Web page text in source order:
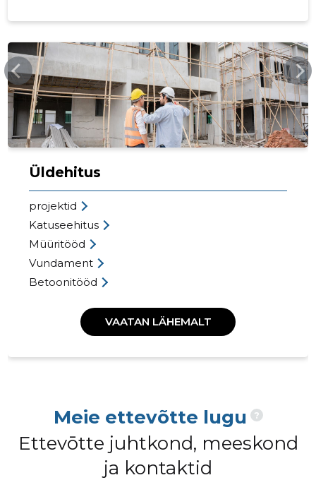
HARTCOM.EE
Üldehitus
projektid
Katuseehitus
Müüritööd
Vundament
Betoonitööd
VAATAN LÄHEMALT
Meie ettevõtte lugu ?
Ettevōtte juhtkond, meeskond
ja kontaktid